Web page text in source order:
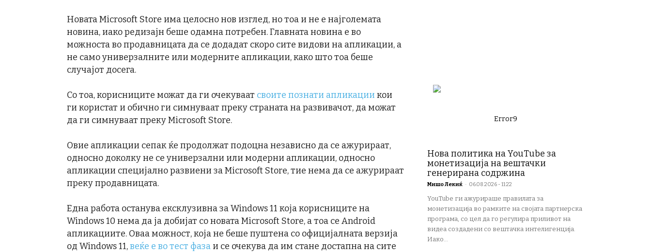
Новата Microsoft Store има целосно нов изглед, но тоа и не е најголемата
новина, иако редизајн беше одамна потребен. Главната новина е во
можноста во продавницата да се додадат скоро сите видови на апликации, а
не само универзалните или модерните апликации, како што тоа беше
случајот досега.
Со тоа, корисниците можат да ги очекуваат своите познати апликации кои
ги користат и обично ги симнуваат преку страната на развивачот, да можат
да ги симнуваат преку Microsoft Store.
Овие апликации сепак ќе продолжат подоцна независно да се ажурираат,
односно доколку не се универзални или модерни апликации, односно
апликации специјално развиени за Microsoft Store, тие нема да се ажурираат
преку продавницата.
Една работа останува ексклузивна за Windows 11 која корисниците на
Windows 10 нема да ја добијат со новата Microsoft Store, а тоа се Android
апликациите. Оваа можност, која не беше пуштена со официјалната верзија
од Windows 11,веќе е во тест фаза и се очекува да им стане достапна на сите
Error9
Нова политика на YouTube за
монетизација на вештачки
генерирана содржина
Мишо Лекиќ - 06.08.2026 - 11:22
YouTube ги ажурираше правилата за
монетизација во рамките на својата партнерска
програма, со цел да го регулира приливот на
видеа создадени со вештачка интелигенција.
Иако...